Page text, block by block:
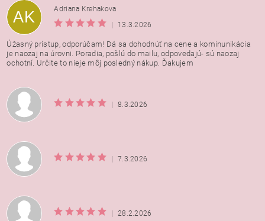
AK
Adriana Krehakova
|
13.3.2026
Úžasný prístup, odporúčam! Dá sa dohodnúť na cene a kominunikácia
je naozaj na úrovni. Poradia, pošlú do mailu, odpovedajú- sú naozaj
ochotní. Určite to nieje môj posledný nákup. Ďakujem
| 8.3.2026
| 7.3.2026
| 28.2.2026